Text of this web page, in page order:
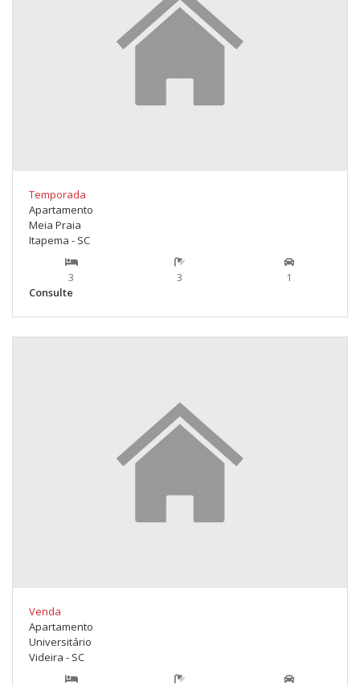
Temporada
Apartamento
Meia Praia
Itapema - SC
3 3
1
Consulte
Venda
Apartamento
Universitário
Videira - SC